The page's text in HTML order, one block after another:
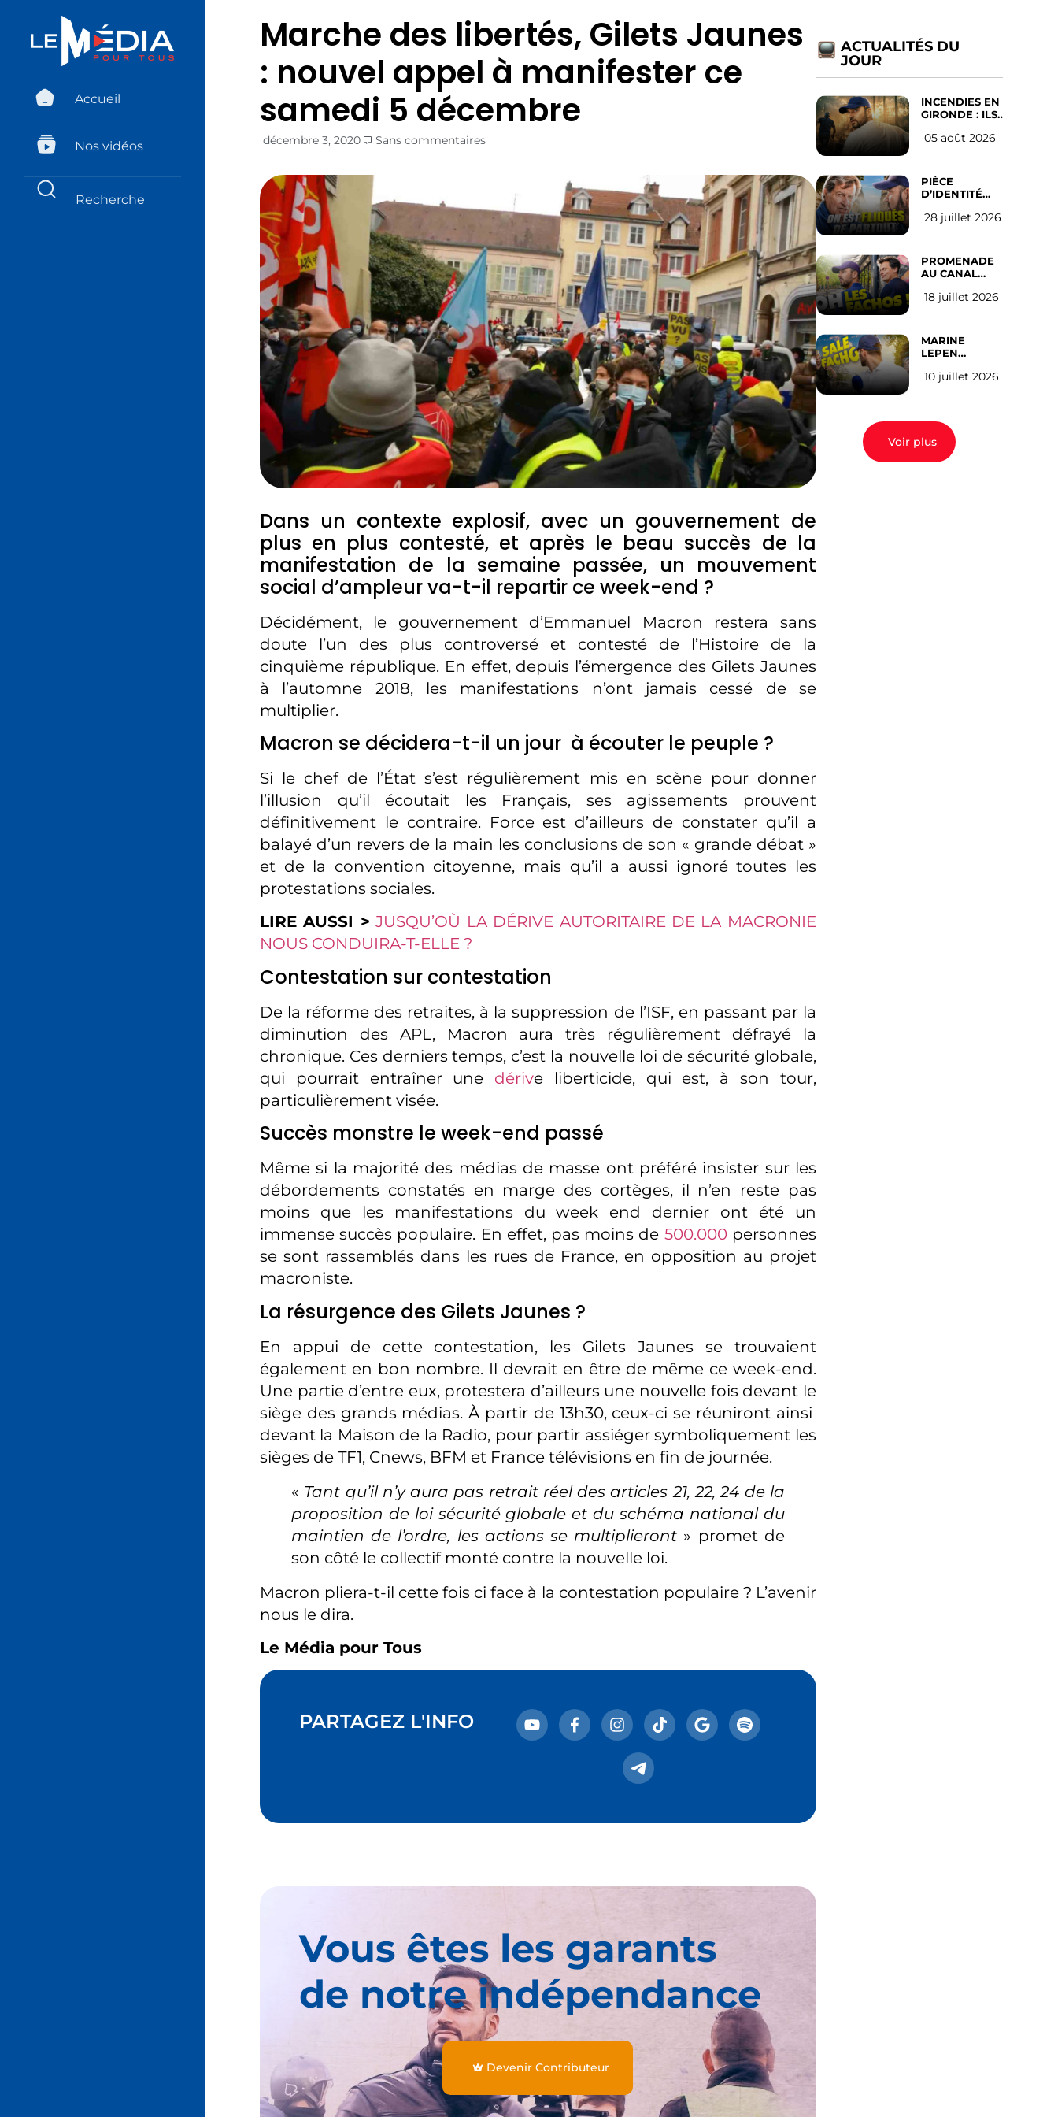
Accueil
Nos vidéos
Marche des libertés, Gilets Jaunes
: nouvel appel à manifester ce
samedi 5 décembre
décembre 3, 2020 Sans commentaires
Dans un contexte explosif, avec un gouvernement de
plus en plus contesté, et après le beau succès de la
manifestation de la semaine passée, un mouvement
social d’ampleur va-t-il repartir ce week-end ?
Décidément, le gouvernement d’Emmanuel Macron restera sans
doute l’un des plus controversé et contesté de l’Histoire de la
cinquième république. En effet, depuis l’émergence des Gilets Jaunes
à l’automne 2018, les manifestations n’ont jamais cessé de se
multiplier.
Macron se décidera-t-il un jour à écouter le peuple ?
Si le chef de l’État s’est régulièrement mis en scène pour donner
l’illusion qu’il écoutait les Français, ses agissements prouvent
définitivement le contraire. Force est d’ailleurs de constater qu’il a
balayé d’un revers de la main les conclusions de son « grande débat »
et de la convention citoyenne, mais qu’il a aussi ignoré toutes les
protestations sociales.
LIRE AUSSI > JUSQU’OÙ LA DÉRIVE AUTORITAIRE DE LA MACRONIE
NOUS CONDUIRA-T-ELLE ?
Contestation sur contestation
De la réforme des retraites, à la suppression de l’ISF, en passant par la
diminution des APL, Macron aura très régulièrement défrayé la
chronique. Ces derniers temps, c’est la nouvelle loi de sécurité globale,
qui pourrait entraîner une dérive liberticide, qui est, à son tour,
particulièrement visée.
Succès monstre le week-end passé
Même si la majorité des médias de masse ont préféré insister sur les
débordements constatés en marge des cortèges, il n’en reste pas
moins que les manifestations du week end dernier ont été un
immense succès populaire. En effet, pas moins de 500.000personnes
se sont rassemblés dans les rues de France, en opposition au projet
macroniste.
La résurgence des Gilets Jaunes ?
En appui de cette contestation, les Gilets Jaunes se trouvaient
également en bon nombre. Il devrait en être de même ce week-end.
Une partie d’entre eux, protestera d’ailleurs une nouvelle fois devant le
siège des grands médias. À partir de 13h30, ceux-ci se réuniront ainsi
devant la Maison de la Radio, pour partir assiéger symboliquement les
sièges de TF1, Cnews, BFM et France télévisions en fin de journée.
« Tant qu’il n’y aura pas retrait réel des articles 21, 22, 24 de la
proposition de loi sécurité globale et du schéma national du
maintien de l’ordre, les actions se multiplieront » promet de
son côté le collectif monté contre la nouvelle loi.
Macron pliera-t-il cette fois ci face à la contestation populaire ? L’avenir
nous le dira.
Le Média pour Tous
PARTAGEZ L'INFO
Vous êtes les garants
de notre indépendance
Devenir Contributeur
ACTUALITÉS DU
JOUR
INCENDIES EN
GIRONDE : ILS
D’ABANDONNER
05 août 2026
PIÈCE
D’IDENTITÉ
SUR LES
l’avis des
Français
28 juillet 2026
PROMENADE
AU CANAL
(les gauchistes
18 juillet 2026
MARINE
LEPEN
EN 2027 : l’avis
10 juillet 2026
Voir plus